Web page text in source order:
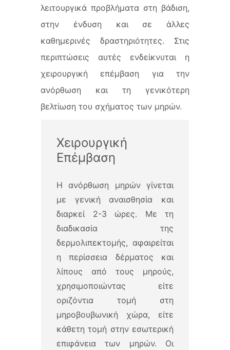
λειτουργικά προβλήματα στη βάδιση,
στην ένδυση και σε άλλες
καθημερινές δραστηριότητες. Στις
περιπτώσεις αυτές ενδείκνυται η
χειρουργική επέμβαση για την
ανόρθωση και τη γενικότερη
βελτίωση του σχήματος των μηρών.
Χειρουργική
Επέμβαση
Η ανόρθωση μηρών γίνεται
με γενική αναισθησία και
διαρκεί 2-3 ώρες. Με τη
διαδικασία της
δερμολιπεκτομής, αφαιρείται
η περίσσεια δέρματος και
λίπους από τους μηρούς,
χρησιμοποιώντας είτε
οριζόντια τομή στη
μηροβουβωνική χώρα, είτε
κάθετη τομή στην εσωτερική
επιφάνεια των μηρών. Οι